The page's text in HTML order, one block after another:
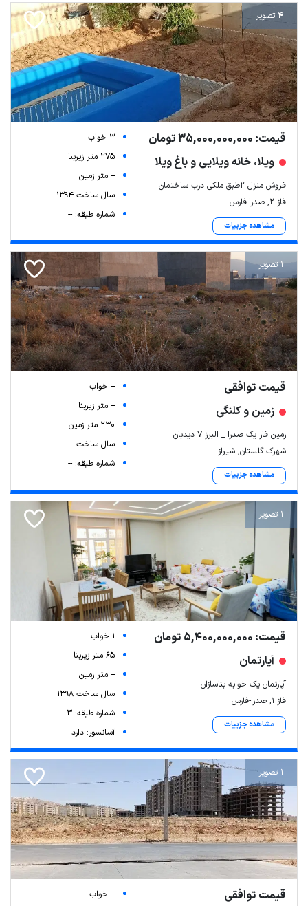
4 تصویر
قیمت: 35,000,000,000 تومان
ویلا، خانه ویلایی و باغ ویلا
فروش منزل 2طبق ملکی درب ساختمان
فاز ۲, صدرا-فارس
مشاهده جزییات
3 خواب
275 متر زیربنا
-- متر زمین
سال ساخت 1394
شماره طبقه: --
1 تصویر
قیمت توافقی
زمین و کلنگی
زمین فاز یک صدرا _ البرز 7 دیدبان
شهرک گلستان, شیراز
مشاهده جزییات
-- خواب
-- متر زیربنا
230 متر زمین
سال ساخت --
شماره طبقه: --
1 تصویر
قیمت: 5,400,000,000 تومان
آپارتمان
آپارتمان یک خوابه بناسازان
فاز ۱, صدرا-فارس
مشاهده جزییات
1 خواب
65 متر زیربنا
-- متر زمین
سال ساخت 1398
شماره طبقه: 3
آسانسور: دارد
1 تصویر
قیمت توافقی
-- خواب